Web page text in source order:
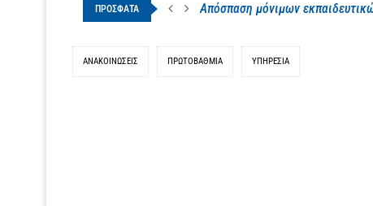
ΠΡΟΣΦΑΤΑ Απόσπαση μόνιμων
ΑΝΑΚΟΙΝΩΣΕΙΣ ΠΡΩΤΟΒΆΘΜΙΑ ΥΠΗΡΕΣΙΑ